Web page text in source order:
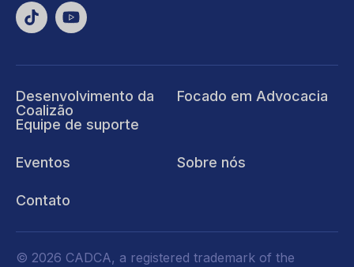
Desenvolvimento da
Coalizão
Equipe de suporte
Focado em Advocacia
Eventos Sobre nós
Contato
© 2026 CADCA, a registered trademark of the